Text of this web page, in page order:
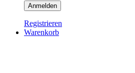
Registrieren
Warenkorb